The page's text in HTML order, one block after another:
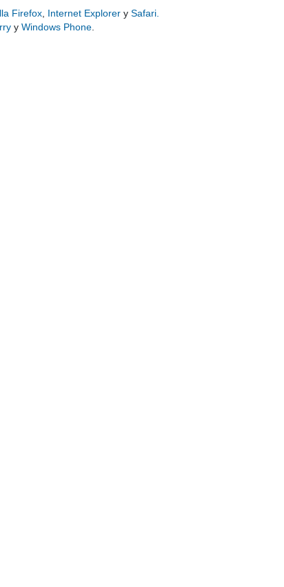
Firefox Internet Explorer y Safari.
y Windows Phone